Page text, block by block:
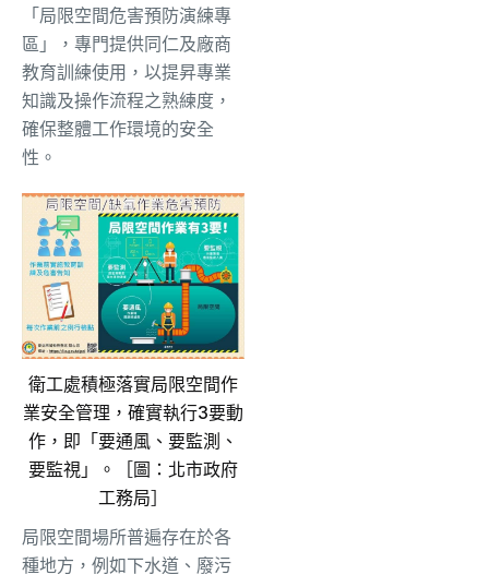
「局限空間危害預防演練專
區」，專門提供同仁及廠商
教育訓練使用，以提昇專業
知識及操作流程之熟練度，
確保整體工作環境的安全
性。
衛工處積極落實局限空間作
業安全管理，確實執行3要動
作，即「要通風、要監測、
要監視」。［圖：北市政府
工務局］
局限空間場所普遍存在於各
種地方，例如下水道、廢污